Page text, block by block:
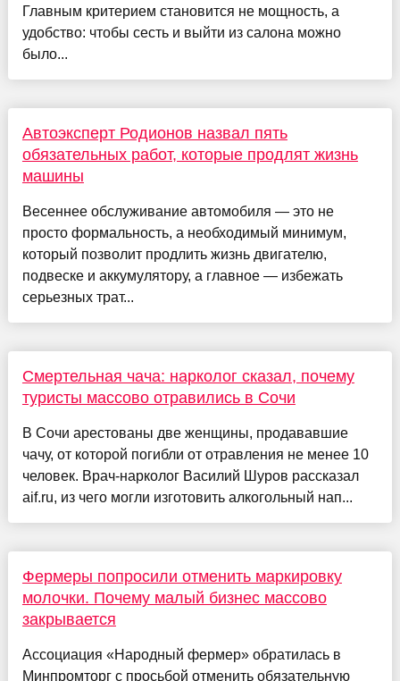
Главным критерием становится не мощность, а
удобство: чтобы сесть и выйти из салона можно
было...
Автоэксперт Родионов назвал пять
обязательных работ, которые продлят жизнь
машины
Весеннее обслуживание автомобиля — это не
просто формальность, а необходимый минимум,
который позволит продлить жизнь двигателю,
подвеске и аккумулятору, а главное — избежать
серьезных трат...
Смертельная чача: нарколог сказал, почему
туристы массово отравились в Сочи
В Сочи арестованы две женщины, продававшие
чачу, от которой погибли от отравления не менее 10
человек. Врач-нарколог Василий Шуров рассказал
aif.ru, из чего могли изготовить алкогольный нап...
Фермеры попросили отменить маркировку
молочки. Почему малый бизнес массово
закрывается
Ассоциация «Народный фермер» обратилась в
Минпромторг с просьбой отменить обязательную